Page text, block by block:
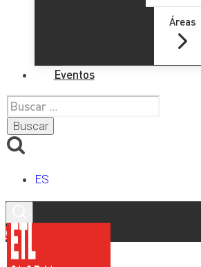
Áreas
Eventos
Buscar:
ES
Contacto